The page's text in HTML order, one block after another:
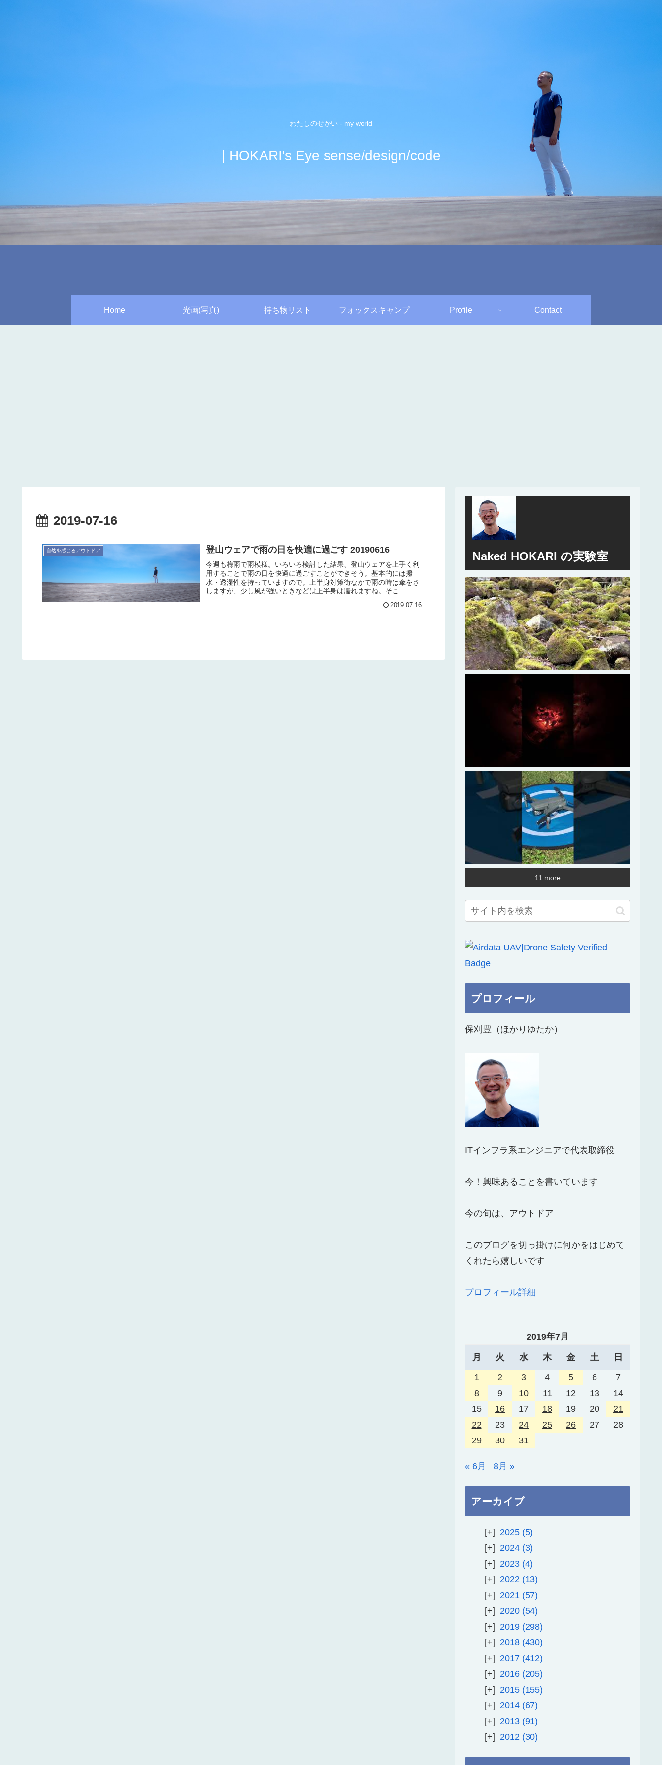
わたしのせかい - my world
| HOKARI's Eye sense/design/code
Home 光画(写真) 持ち物リスト フォックスキャンプ Profile Contact
2019-07-16
自然を感じるアウトドア 登山ウェアで雨の日を快適に過ごす 20190616
今週も梅雨で雨模様。いろいろ検討した結果、登山ウェアを上手く利
用することで雨の日を快適に過ごすことができそう。基本的には撥
水・透湿性を持っていますので。上半身対策街なかで雨の時は傘をさ
しますが、少し風が強いときなどは上半身は濡れますね。そこ...
2019.07.16
Naked HOKARI の実験室
11 more
プロフィール
保刈豊（ほかりゆたか）
ITインフラ系エンジニアで代表取締役
今！興味あることを書いています
今の旬は、アウトドア
このブログを切っ掛けに何かをはじめて
くれたら嬉しいです
プロフィール詳細
2019年7月
月 火 水 木 金 土 日
1 2 3 4 5 6
7
8
9 10 11 12 13
14
15
16 17 18 19 20
21
22
23 24 25 26 27
28
29
30 31
« 6月 8月 »
アーカイブ
2025 5
2024 3
2023 4
2022
13
2021
57
2020 54
2019 298
2018 430
2017 412
2016 205
2015 155
2014 67
2013 91
2012
30